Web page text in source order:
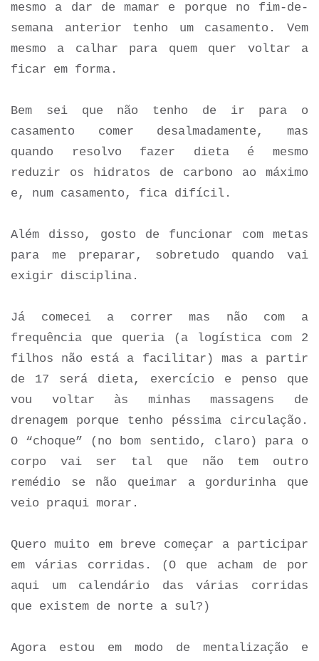
mesmo a dar de mamar e porque no fim-de-
semana anterior tenho um casamento. Vem
mesmo a calhar para quem quer voltar a
ficar em forma.
Bem sei que não tenho de ir para o
casamento comer desalmadamente, mas
quando resolvo fazer dieta é mesmo
reduzir os hidratos de carbono ao máximo
e, num casamento, fica difícil.
Além disso, gosto de funcionar com metas
para me preparar, sobretudo quando vai
exigir disciplina.
Já comecei a correr mas não com a
frequência que queria (a logística com 2
filhos não está a facilitar) mas a partir
de 17 será dieta, exercício e penso que
vou voltar às minhas massagens de
drenagem porque tenho péssima circulação.
O “choque” (no bom sentido, claro) para o
corpo vai ser tal que não tem outro
remédio se não queimar a gordurinha que
veio praqui morar.
Quero muito em breve começar a participar
em várias corridas. (O que acham de por
aqui um calendário das várias corridas
que existem de norte a sul?)
Agora estou em modo de mentalização e